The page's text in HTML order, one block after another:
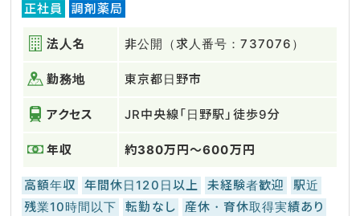
正社員 調剤薬局
法人名 非公開（求人番号：737076）
勤務地 東京都日野市
アクセス JR中央線「日野駅」徒歩9分
年収 約380万円～600万円
高額年収 年間休日120日以上 未経験者歓迎
駅近
残業10時間以下
転勤なし
産休・育休取得実績あり